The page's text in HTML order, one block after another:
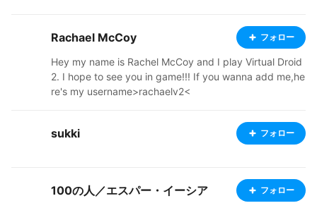
Rachael McCoy フォロー
Hey my name is Rachel McCoy and I play Virtual Droid
2. I hope to see you in game!!! If you wanna add me,he
re's my username>rachaelv2<
sukki フォロー
100の人／エスパー・イーシア フォロー